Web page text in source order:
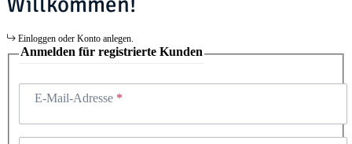
Einloggen oder Konto anlegen.
Anmelden für registrierte Kunden
E-Mail-Adresse